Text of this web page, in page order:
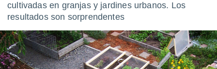
y
forma
digital
basada
cultivadas en granjas y jardines urbanos. Los
resultados son sorprendentes